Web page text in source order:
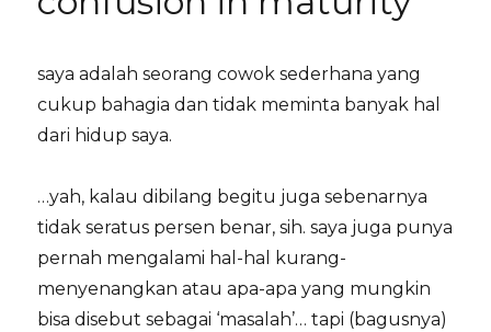
saya adalah seorang cowok sederhana yang
cukup bahagia dan tidak meminta banyak hal
dari hidup saya.
…yah, kalau dibilang begitu juga sebenarnya
tidak seratus persen benar, sih. saya juga punya
pernah mengalami hal-hal kurang-
menyenangkan atau apa-apa yang mungkin
bisa disebut sebagai ‘masalah’… tapi (bagusnya)